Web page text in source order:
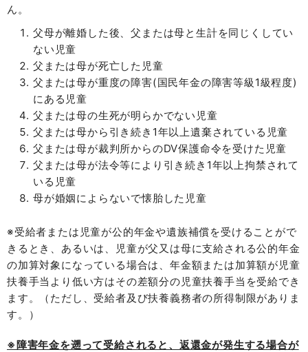
ん。
父母が離婚した後、父または母と生計を同じくしてい
ない児童
父または母が死亡した児童
父または母が重度の障害(国民年金の障害等級1級程度)
にある児童
父または母の生死が明らかでない児童
父または母から引き続き1年以上遺棄されている児童
父または母が裁判所からのDV保護命令を受けた児童
父または母が法令等により引き続き1年以上拘禁されて
いる児童
母が婚姻によらないで懐胎した児童
※受給者または児童が公的年金や遺族補償を受けることがで
きるとき、あるいは、児童が父又は母に支給される公的年金
の加算対象になっている場合は、年金額または加算額が児童
扶養手当より低い方はその差額分の児童扶養手当を受給でき
ます。（ただし、受給者及び扶養義務者の所得制限がありま
す。）
※障害年金を遡って受給されると、返還金が発生する場合が